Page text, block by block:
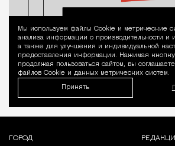
Мы используем файлы Сookie и метрические
анализа информации о производительности и
а также для улучшения и индивидуальной
предоставления информации. Нажимая
продолжая пользоваться сайтом, вы
файлов Cookie и данных метрических систем.
Принять
ГОРОД